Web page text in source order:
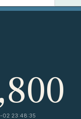
02 23:48:35